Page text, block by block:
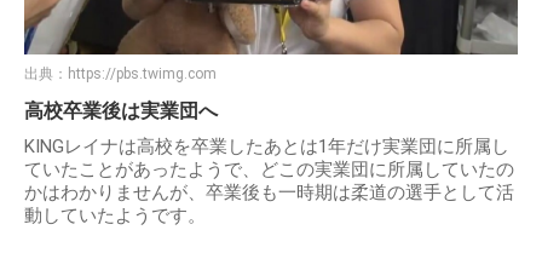
出典： https://pbs.twimg.com
高校卒業後は実業団へ
KINGレイナは高校を卒業したあとは1年だけ実業団に所属し
ていたことがあったようで、どこの実業団に所属していたの
かはわかりませんが、卒業後も一時期は柔道の選手として活
動していたようです。